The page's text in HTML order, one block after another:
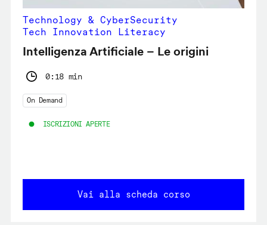
Technology & CyberSecurity
Tech Innovation Literacy
Intelligenza Artificiale – Le origini
0:18 min
On Demand
ISCRIZIONI APERTE
Vai alla scheda corso